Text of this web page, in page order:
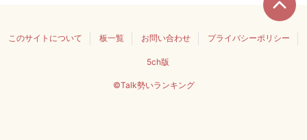
このサイトについて 板一覧 お問い合わせ プライバシーポリシー
5ch版
©Talk勢いランキング